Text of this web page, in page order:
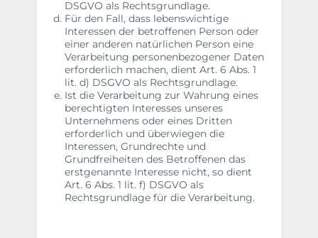
DSGVO als Rechtsgrundlage.
Für den Fall, dass lebenswichtige
Interessen der betroffenen Person oder
einer anderen natürlichen Person eine
Verarbeitung personenbezogener Daten
erforderlich machen, dient Art. 6 Abs. 1
lit. d) DSGVO als Rechtsgrundlage.
Ist die Verarbeitung zur Wahrung eines
berechtigten Interesses unseres
Unternehmens oder eines Dritten
erforderlich und überwiegen die
Interessen, Grundrechte und
Grundfreiheiten des Betroffenen das
erstgenannte Interesse nicht, so dient
Art. 6 Abs. 1 lit. f) DSGVO als
Rechtsgrundlage für die Verarbeitung.